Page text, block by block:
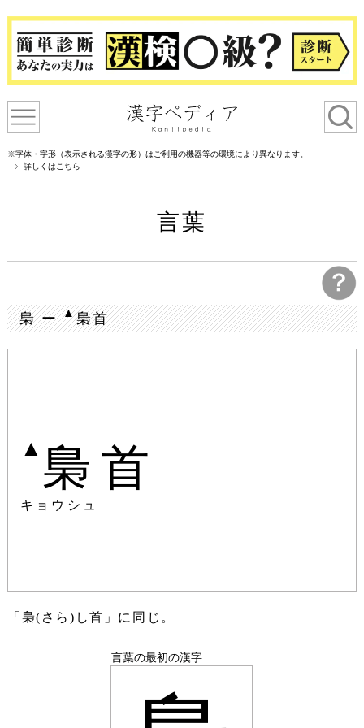
※字体・字形（表示される漢字の形）はご利用の機器等の環境により異なります。
詳しくはこちら
言葉
梟 ー▲梟首
▲ 梟首
キョウシュ
「梟(さら)し首」に同じ。
言葉の最初の漢字